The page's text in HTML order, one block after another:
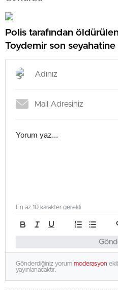
Polis tarafından
Toydemir son seyahatine
En az 10 karakter gerekli
Gönderdiğiniz yorum moderasyon
yayınlanacaktır.